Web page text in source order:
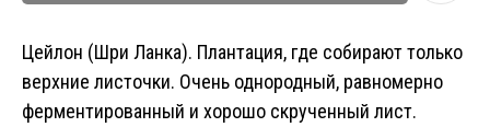
Цейлон (Шри Ланка). Плантация, где собирают только
верхние листочки. Очень однородный, равномерно
ферментированный и хорошо скрученный лист.